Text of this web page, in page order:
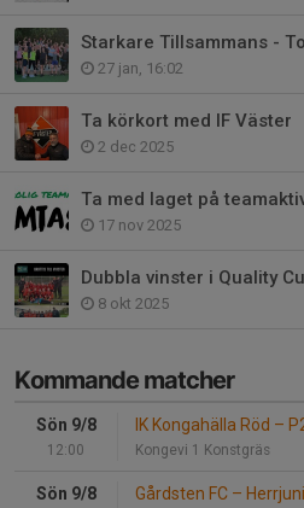
Starkare Tillsammans -
27 jan, 16:02
Ta körkort med IF Väster
2 dec 2025
Ta med laget på
17 nov 2025
Dubbla vinster i Quality
8 okt 2025
Kommande matcher
Sön 9/8
12:00
IK Kongahälla Röd –
Kongevi 1 Konstgräs
Sön 9/8 Gårdsten FC –